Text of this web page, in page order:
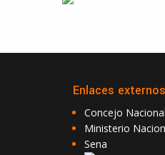
Enlaces externos
Concejo
Ministerio
Sena